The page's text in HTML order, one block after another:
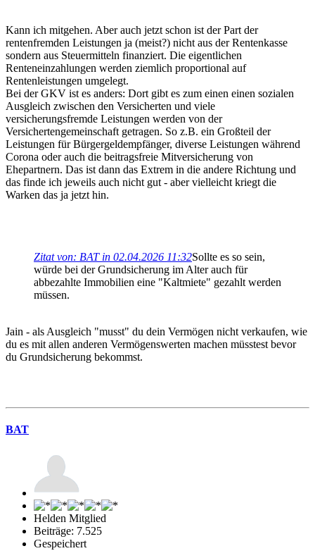
Kann ich mitgehen. Aber auch jetzt schon ist der Part der
rentenfremden Leistungen ja (meist?) nicht aus der Rentenkasse
sondern aus Steuermitteln finanziert. Die eigentlichen
Renteneinzahlungen werden ziemlich proportional auf
Rentenleistungen umgelegt.
Bei der GKV ist es anders: Dort gibt es zum einen einen sozialen
Ausgleich zwischen den Versicherten und viele
versicherungsfremde Leistungen werden von der
Versichertengemeinschaft getragen. So z.B. ein Großteil der
Leistungen für Bürgergeldempfänger, diverse Leistungen während
Corona oder auch die beitragsfreie Mitversicherung von
Ehepartnern. Das ist dann das Extrem in die andere Richtung und
das finde ich jeweils auch nicht gut - aber vielleicht kriegt die
Warken das ja jetzt hin.
Zitat von: BAT in 02.04.2026 11:32Sollte es so sein,
würde bei der Grundsicherung im Alter auch für
abbezahlte Immobilien eine "Kaltmiete" gezahlt werden
müssen.
Jain - als Ausgleich "musst" du dein Vermögen nicht verkaufen, wie
du es mit allen anderen Vermögenswerten machen müsstest bevor
du Grundsicherung bekommst.
BAT
Helden Mitglied
Beiträge: 7.525
Gespeichert